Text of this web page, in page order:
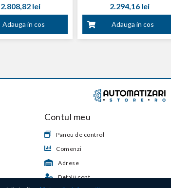
2.808,82 lei
Adauga in cos
2.294,16 lei
Adauga in cos
Contul meu
Panou de control
Comenzi
Adrese
Detalii cont